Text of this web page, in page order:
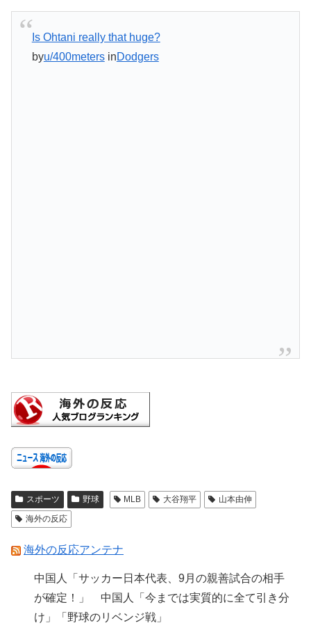
Is Ohtani really that huge?
byu/400metersinDodgers
スポーツ 野球 MLB 大谷翔平
山本由伸
海外の反応
海外の反応アンテナ
中国人「サッカー日本代表、9月の親善試合の相手
が確定！」 中国人「今までは実質的に全て引き分
け」「野球のリベンジ戦」